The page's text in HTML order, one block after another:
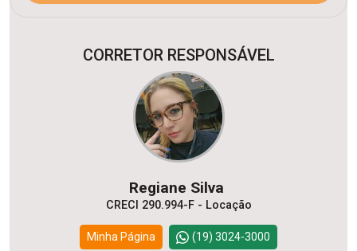
CORRETOR RESPONSÁVEL
Regiane Silva
CRECI 290.994-F - Locação
Minha Página (19) 3024-3000